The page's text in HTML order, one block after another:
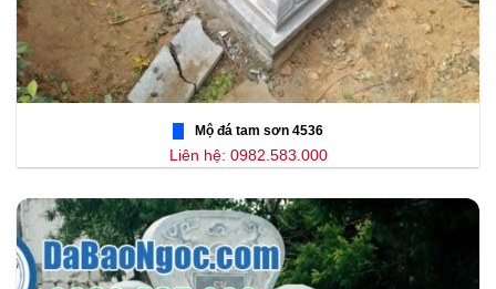
Mộ đá tam sơn 4536
Liên hệ: 0982.583.000